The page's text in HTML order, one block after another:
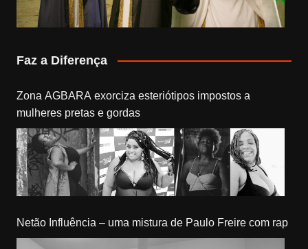
Faz a Diferença
Zona AGBARA exorciza esteriótipos impostos a
mulheres pretas e gordas
Netão Influência – uma mistura de Paulo Freire com rap